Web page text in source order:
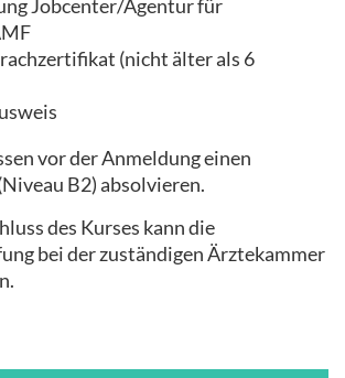
Jobcenter/Agentur für
(nicht älter als 6
vor der Anmeldung einen
B2) absolvieren.
des Kurses kann die
bei der zuständigen Ärztekammer